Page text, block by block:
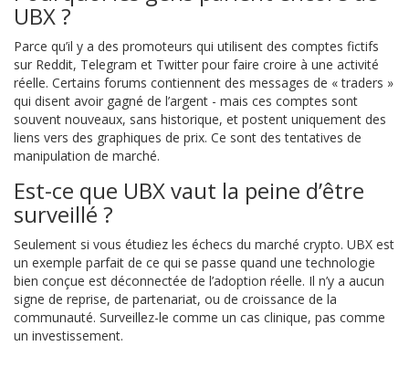
UBX ?
Parce qu’il y a des promoteurs qui utilisent des comptes fictifs
sur Reddit, Telegram et Twitter pour faire croire à une activité
réelle. Certains forums contiennent des messages de « traders »
qui disent avoir gagné de l’argent - mais ces comptes sont
souvent nouveaux, sans historique, et postent uniquement des
liens vers des graphiques de prix. Ce sont des tentatives de
manipulation de marché.
Est-ce que UBX vaut la peine d’être
surveillé ?
Seulement si vous étudiez les échecs du marché crypto. UBX est
un exemple parfait de ce qui se passe quand une technologie
bien conçue est déconnectée de l’adoption réelle. Il n’y a aucun
signe de reprise, de partenariat, ou de croissance de la
communauté. Surveillez-le comme un cas clinique, pas comme
un investissement.